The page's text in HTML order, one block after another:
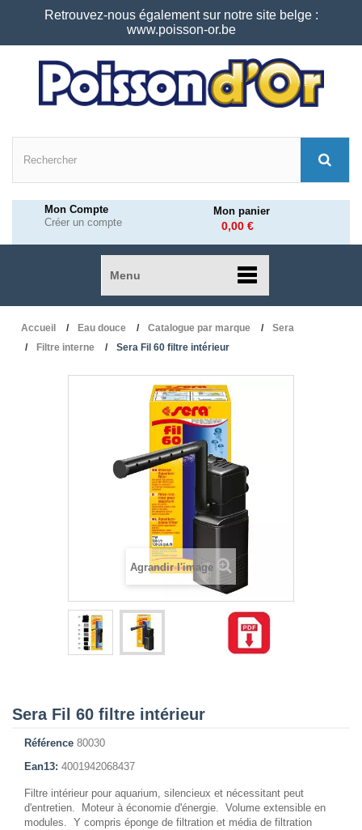
Retrouvez-nous également sur notre site belge :
www.poisson-or.be
Mon Compte
Créer un compte
Mon panier
0,00 €
Menu
Accueil Eau douce Catalogue par marque
Sera
Filtre interne
Sera Fil 60 filtre intérieur
Agrandir l'image
Sera Fil 60 filtre intérieur
Référence 80030
Ean13: 4001942068437
Filtre intérieur pour aquarium, silencieux et nécessitant peut
d'entretien. Moteur à économie d'énergie. Volume extensible en
modules. Y compris éponge de filtration et média de filtration